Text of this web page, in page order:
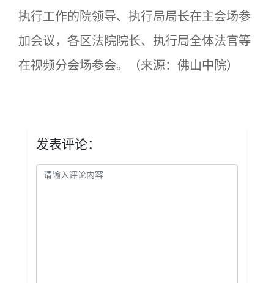
执行工作的院领导、执行局局长在主会场参
加会议，各区法院院长、执行局全体法官等
在视频分会场参会。（来源：佛山中院）
发表评论：